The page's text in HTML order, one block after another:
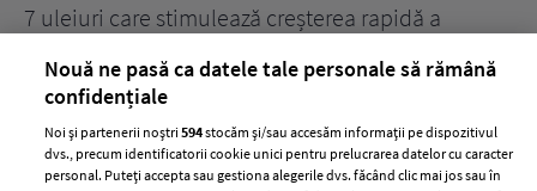
7 uleiuri care stimulează creșterea rapidă a
Nouă ne pasă ca datele tale personale să rămână
confidențiale
Noi și partenerii noștri594stocăm și/sau accesăm informații pe dispozitivul
dvs., precum identificatorii cookie unici pentru prelucrarea datelor cu caracter
personal. Puteți accepta sau gestiona alegerile dvs. făcând clic mai jos sau în